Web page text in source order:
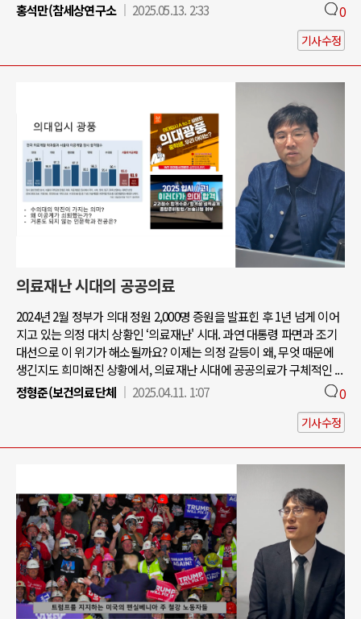
홍석만(참세상연구소
2025.05.13. 2:33 0
기사수정
의료재난 시대의 공공의료
2024년 2월 정부가 의대 정원 2,000명 증원을 발표힌 후 1년 넘게 이어
지고 있는 의정 대치 상황인 ‘의료재난' 시대. 과연 대통령 파면과 조기
대선으로 이 위기가 해소될까요? 이제는 의정 갈등이 왜, 무엇 때문에
생긴지도 희미해진 상황에서, 의료재난 시대에 공공의료가 구체적인 ...
정형준(보건의료단체
2025.04.11. 1:07 0
기사수정